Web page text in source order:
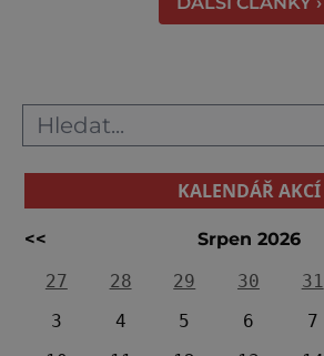
KALENDÁŘ AKCÍ
<< Srpen 2026
27
28 29 30 31
3
4 5 6 7